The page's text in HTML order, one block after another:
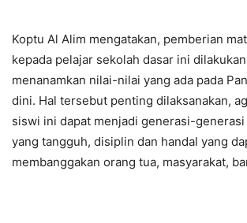
Koptu Al Alim mengatakan, pemberian
kepada pelajar sekolah dasar ini
menanamkan nilai-nilai yang ada pada
dini. Hal tersebut penting dilaksanakan,
siswi ini dapat menjadi generasi-
yang tangguh, disiplin dan handal yang
membanggakan orang tua, masyarakat,